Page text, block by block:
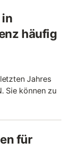
häufig
Jahres
Sie können zu
für